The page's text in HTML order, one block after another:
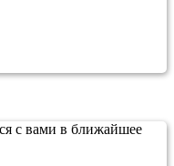
с вами в ближайшее